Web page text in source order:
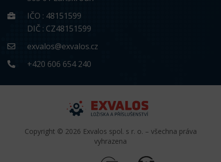
IČO : 48151599
DIČ : CZ48151599
exvalos@exvalos.cz
+420 606 654 240
Copyright © 2026 Exvalos spol. s r. o. – všechna práva
vyhrazena